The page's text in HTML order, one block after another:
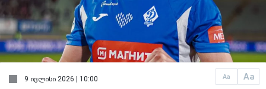
Aa Aa
9 ივლისი 2026 | 10:00